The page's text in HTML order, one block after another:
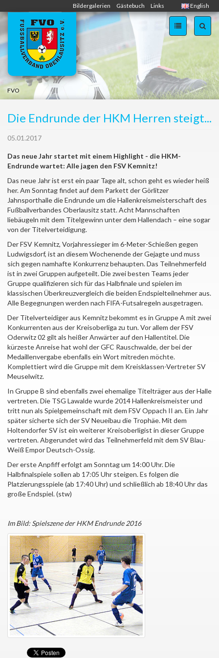
Inhalt
springen
English
Bildergalerien Gästebuch Links
FVO
Die Endrunde der HKM Herren steigt...
05.01.2017
Das neue Jahr startet mit einem Highlight - die HKM-
Endrunde wartet: Alle jagen den FSV Kemnitz!
Das neue Jahr ist erst ein paar Tage alt, schon geht es wieder heiß
her. Am Sonntag findet auf dem Parkett der Görlitzer
Jahnsporthalle die Endrunde um die Hallenkreismeisterschaft des
Fußballverbandes Oberlausitz statt. Acht Mannschaften
liebäugeln mit dem Titelgewinn unter dem Hallendach – eine sogar
von der Titelverteidigung.
Der FSV Kemnitz, Vorjahressieger im 6-Meter-Schießen gegen
Ludwigsdorf, ist an diesem Wochenende der Gejagte und muss
sich gegen namhafte Konkurrenz behaupten. Das Teilnehmerfeld
ist in zwei Gruppen aufgeteilt. Die zwei besten Teams jeder
Gruppe qualifizieren sich für das Halbfinale und spielen im
klassischen Überkreuzvergleich die beiden Endspielteilnehmer aus.
Alle Begegnungen werden nach FIFA-Futsalregeln ausgetragen.
Der Titelverteidiger aus Kemnitz bekommt es in Gruppe A mit zwei
Konkurrenten aus der Kreisoberliga zu tun. Vor allem der FSV
Oderwitz 02 gilt als heißer Anwärter auf den Hallentitel. Die
kürzeste Anreise hat wohl der GFC Rauschwalde, der bei der
Medaillenvergabe ebenfalls ein Wort mitreden möchte.
Komplettiert wird die Gruppe mit dem Kreisklassen-Vertreter SV
Meuselwitz.
In Gruppe B sind ebenfalls zwei ehemalige Titelträger aus der Halle
vertreten. Die TSG Lawalde wurde 2014 Hallenkreismeister und
tritt nun als Spielgemeinschaft mit dem FSV Oppach II an. Ein Jahr
später sicherte sich der SV Neueibau die Trophäe. Mit dem
Holtendorfer SV ist ein weiterer Kreisoberligist in dieser Gruppe
vertreten. Abgerundet wird das Teilnehmerfeld mit dem SV Blau-
Weiß Empor Deutsch-Ossig.
Der erste Anpfiff erfolgt am Sonntag um 14:00 Uhr. Die
Halbfinalspiele sollen ab 17:05 Uhr steigen. Es folgen die
Platzierungsspiele (ab 17:40 Uhr) und schließlich ab 18:40 Uhr das
große Endspiel. (stw)
Im Bild: Spielszene der HKM Endrunde 2016